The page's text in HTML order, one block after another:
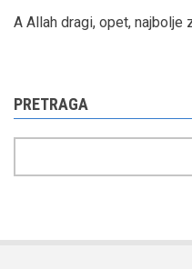
A Allah dragi, opet, najbolje
PRETRAGA